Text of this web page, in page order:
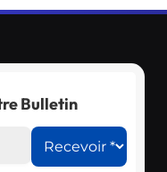
Bulletin